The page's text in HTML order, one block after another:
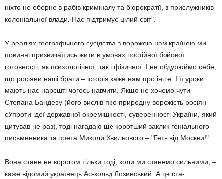
ніхто не оберне в рабів криміналу та бюрократії, в прислужників
колоніальної влади. Нас підтримує цілий світ".
У реаліях географічного сусідства з ворожою нам країною ми
повинні призвичаїтись жити в умовах постійної бойової
готовності, як психологічної, так і фізичної. І не обдурюймо себе,
що росіяни наші брати – історія каже нам про інше. І її уроки
мають нас нарешті чогось навчити. Якщо не хочемо чути
Степана Бандеру (його вислів про природну ворожість росіян
сУпроти ідеї державної окремішності, суверенності України, який
цитував не раз), тоді нагадаю ще коротший заклик геніального
письменника та поета Миколи Хвильового – "Геть від Москви!".
Вона стане не ворогом тільки тоді, коли ми станемо сильними, –
каже відомий українець Ас-кольд Лозинський. А це ста-